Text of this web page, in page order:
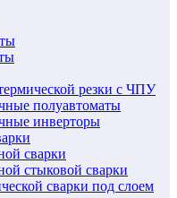
резки с ЧПУ
полуавтоматы
инверторы
сварки
стыковой сварки
сварки под слоем